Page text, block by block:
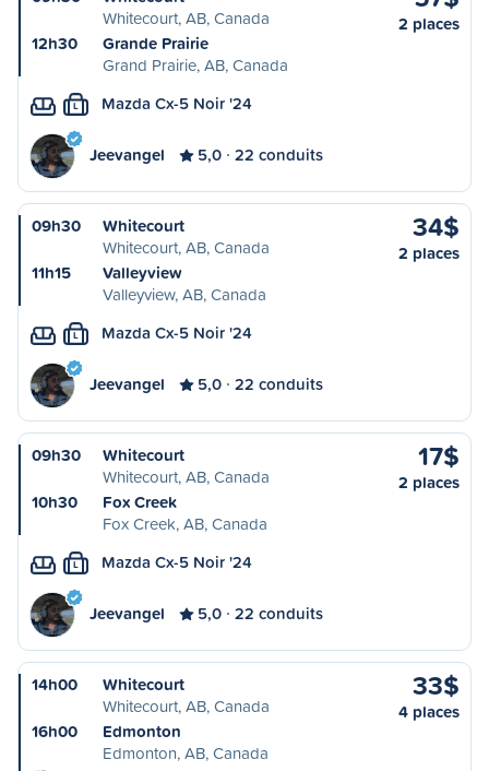
Whitecourt, AB, Canada
12h30
Grande Prairie
Grand Prairie, AB, Canada
2 places
L Mazda Cx-5 Noir '24
Jeevangel 5,0 22 conduits
09h30
Whitecourt
Whitecourt, AB, Canada
11h15
Valleyview
Valleyview, AB, Canada
34$
2 places
L Mazda Cx-5 Noir '24
Jeevangel 5,0 22 conduits
09h30
Whitecourt
Whitecourt, AB, Canada
10h30
Fox Creek
Fox Creek, AB, Canada
17$
2 places
L Mazda Cx-5 Noir '24
Jeevangel 5,0 22 conduits
14h00
Whitecourt
Whitecourt, AB, Canada
16h00
Edmonton
Edmonton, AB, Canada
33$
4 places